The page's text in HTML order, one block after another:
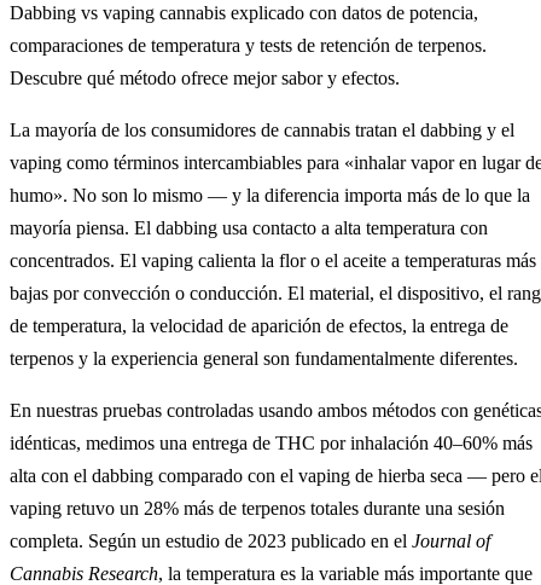
Dabbing vs vaping cannabis explicado con datos de potencia,
comparaciones de temperatura y tests de retención de terpenos.
Descubre qué método ofrece mejor sabor y efectos.
La mayoría de los consumidores de cannabis tratan el dabbing y el
vaping como términos intercambiables para «inhalar vapor en lugar
humo». No son lo mismo — y la diferencia importa más de lo que la
mayoría piensa. El dabbing usa contacto a alta temperatura con
concentrados. El vaping calienta la flor o el aceite a temperaturas más
bajas por convección o conducción. El material, el dispositivo, el
de temperatura, la velocidad de aparición de efectos, la entrega de
terpenos y la experiencia general son fundamentalmente diferentes.
En nuestras pruebas controladas usando ambos métodos con
idénticas, medimos una entrega de THC por inhalación 40–60% más
alta con el dabbing comparado con el vaping de hierba seca — pero
vaping retuvo un 28% más de terpenos totales durante una sesión
completa. Según un estudio de 2023 publicado en el Journal of
Cannabis Research, la temperatura es la variable más importante que